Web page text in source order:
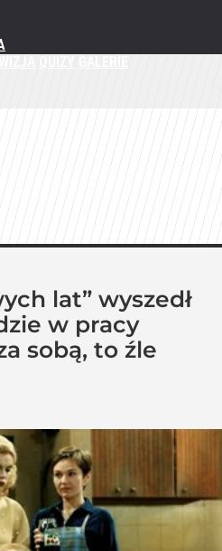
lat” wyszedł
w pracy
sobą, to źle